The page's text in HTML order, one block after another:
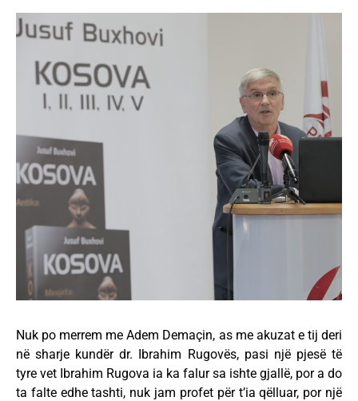
Nuk po merrem me Adem Demaçin, as me akuzat e tij deri
në sharje kundër dr. Ibrahim Rugovës, pasi një pjesë të
tyre vet Ibrahim Rugova ia ka falur sa ishte gjallë, por a do
ta falte edhe tashti, nuk jam profet për t’ia qëlluar, por një